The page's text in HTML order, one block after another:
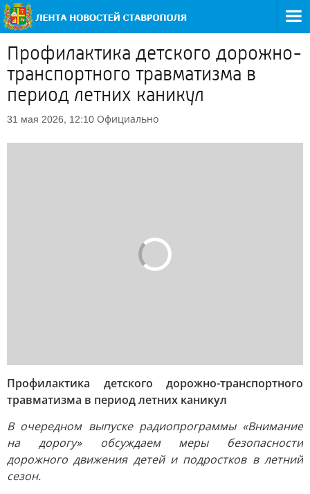
Профилактика детского дорожно-
транспортного травматизма в
период летних каникул
31 мая 2026, 12:10 Официально
Профилактика детского дорожно-транспортного
травматизма в период летних каникул
В очередном выпуске радиопрограммы «Внимание
на дорогу» обсуждаем меры безопасности
дорожного движения детей и подростков в летний
сезон.